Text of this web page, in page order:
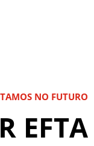
NO FUTURO
EFTA